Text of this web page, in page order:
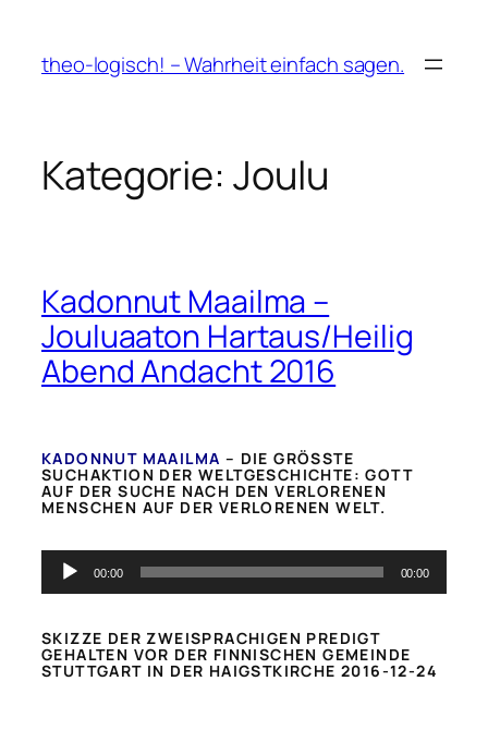
springen
theo-logisch! – Wahrheit einfach sagen.
Kategorie: Joulu
Kadonnut Maailma –
Jouluaaton Hartaus/Heilig
Abend Andacht 2016
KADONNUT MAAILMA – DIE GRÖSSTE S
UCHAKTION DER WELTGESCHICHTE: GOTT A
UF DER SUCHE NACH DEN VERLORENEN M
ENSCHEN AUF DER VERLORENEN WELT.
Audio-
Player
00:00 00:00
SKIZZE DER ZWEISPRACHIGEN PREDIGT
GEHALTEN VOR DER FINNISCHEN GEMEINDE
STUTTGART IN DER HAIGSTKIRCHE 2016-12-24